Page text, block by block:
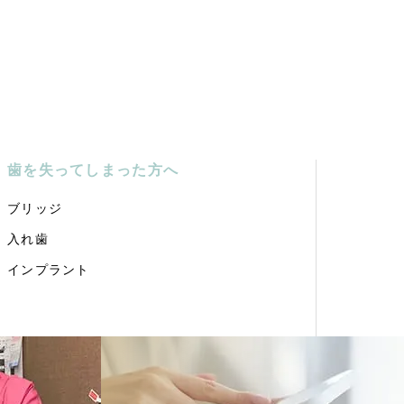
歯を失ってしまった方へ
ブリッジ
入れ歯
インプラント